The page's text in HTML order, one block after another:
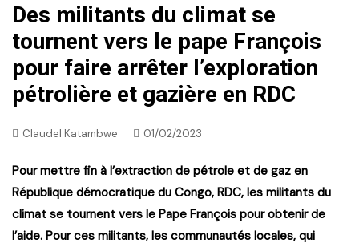
Des militants du climat se
tournent vers le pape François
pour faire arrêter l’exploration
pétrolière et gazière en RDC
Claudel Katambwe 01/02/2023
Pour mettre fin à l’extraction de pétrole et de gaz en
République démocratique du Congo, RDC, les militants du
climat se tournent vers le Pape François pour obtenir de
l’aide. Pour ces militants, les communautés locales, qui